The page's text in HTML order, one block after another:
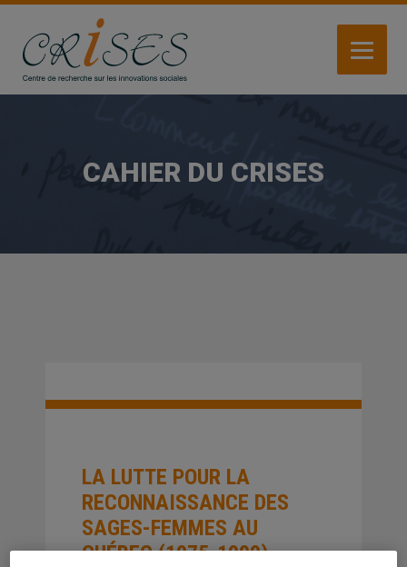
Aller
contenu
principal
CAHIER DU CRISES
LA LUTTE POUR LA
RECONNAISSANCE DES
SAGES-FEMMES AU
QUÉBEC (1975-1999)